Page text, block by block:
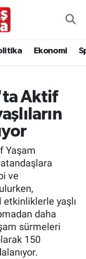
Ekonomi
Aktif
Yaşam
ve
yaşlı
daha
sürmeleri
150